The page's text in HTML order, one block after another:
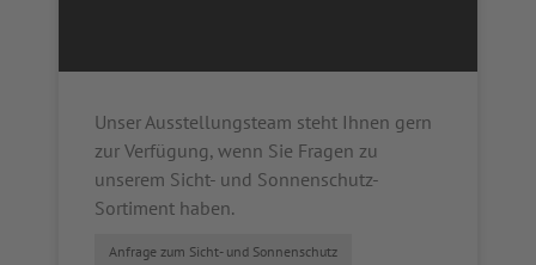
Unser Ausstellungsteam steht Ihnen gern
zur Verfügung, wenn Sie Fragen zu
unserem Sicht- und Sonnenschutz-
Sortiment haben.
Anfrage zum Sicht- und Sonnenschutz